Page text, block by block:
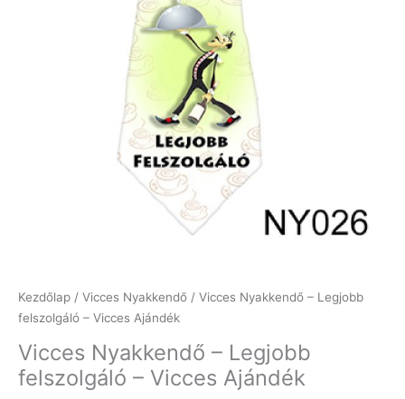
Kezdőlap / Vicces Nyakkendő / Vicces Nyakkendő – Legjobb
felszolgáló – Vicces Ajándék
Vicces Nyakkendő – Legjobb
felszolgáló – Vicces Ajándék